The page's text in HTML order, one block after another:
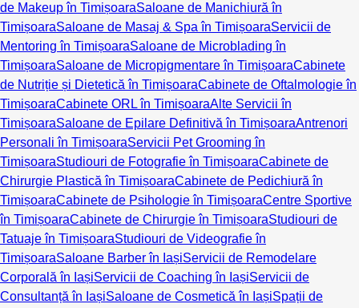
de Makeup în TimișoaraSaloane de Manichiură în
TimișoaraSaloane de Masaj & Spa în TimișoaraServicii de
Mentoring în TimișoaraSaloane de Microblading în
TimișoaraSaloane de Micropigmentare în TimișoaraCabinete
de Nutriție și Dietetică în TimișoaraCabinete de Oftalmologie în
TimișoaraCabinete ORL în TimișoaraAlte Servicii în
TimișoaraSaloane de Epilare Definitivă în TimișoaraAntrenori
Personali în TimișoaraServicii Pet Grooming în
TimișoaraStudiouri de Fotografie în TimișoaraCabinete de
Chirurgie Plastică în TimișoaraCabinete de Pedichiură în
TimișoaraCabinete de Psihologie în TimișoaraCentre Sportive
în TimișoaraCabinete de Chirurgie în TimișoaraStudiouri de
Tatuaje în TimișoaraStudiouri de Videografie în
TimișoaraSaloane Barber în IașiServicii de Remodelare
Corporală în IașiServicii de Coaching în IașiServicii de
Consultanță în IașiSaloane de Cosmetică în IașiSpații de